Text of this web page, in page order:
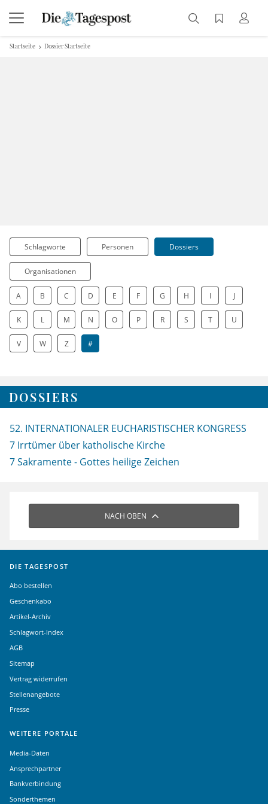
Startseite Dossier Startseite
Schlagworte Personen Dossiers
Organisationen
A B C D E F G H I J
K L M N O P R S T U
V W Z #
DOSSIERS
52. INTERNATIONALER EUCHARISTISCHER KONGRESS
7 Irrtümer über katholische Kirche
7 Sakramente - Gottes heilige Zeichen
NACH OBEN
DIE TAGESPOST
Abo bestellen
Geschenkabo
Artikel-Archiv
Schlagwort-Index
AGB
Sitemap
Vertrag widerrufen
Stellenangebote
Presse
WEITERE PORTALE
Media-Daten
Ansprechpartner
Bankverbindung
Sonderthemen